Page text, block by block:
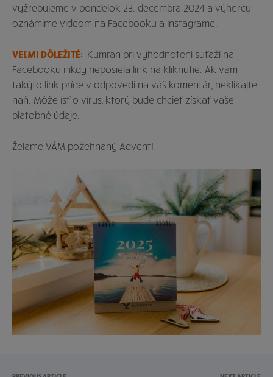
vyžrebujeme v pondelok 23. decembra 2024 a výhercu
oznámime videom na Facebooku a Instagrame.
VEĽMI DÔLEŽITÉ: Kumran pri vyhodnotení súťaží na
Facebooku nikdy neposiela link na kliknutie. Ak vám
takýto link príde v odpovedi na váš komentár, neklikajte
naň. Môže ísť o vírus, ktorý bude chcieť získať vaše
platobné údaje.
Želáme VÁM požehnaný Advent!